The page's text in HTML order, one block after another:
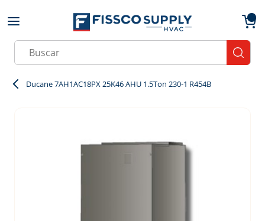
Skip to main content
Site Search
Ducane 7AH1AC18PX 25K46 AHU 1.5Ton 230-1 R454B